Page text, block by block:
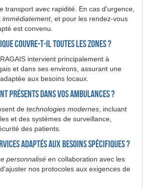
transport avec rapidité. En cas d'urgence,
immédiatement, et pour les rendez-vous
est convenu.
couvre-t-il toutes les zones ?
intervient principalement à
et dans ses environs, assurant une
aux besoins locaux.
présents dans vos ambulances ?
de technologies modernes, incluant
et des systèmes de surveillance,
des patients.
adaptés aux besoins spécifiques ?
personnalisé en collaboration avec les
nos protocoles aux exigences de